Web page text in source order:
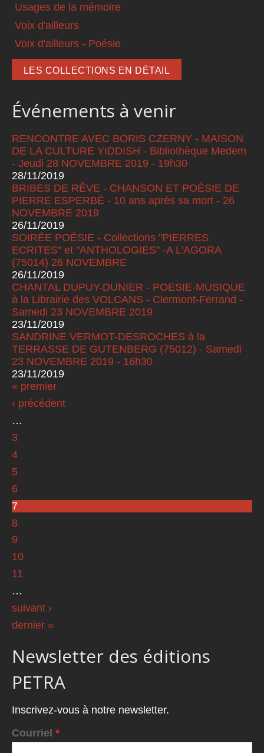
Usages de la mémoire
Voix d'ailleurs
Voix d'ailleurs - Poésie
LES COLLECTIONS EN DÉTAIL
Événements à venir
RENCONTRE AVEC BORIS CZERNY - MAISON
DE LA CULTURE YIDDISH - Bibliothèque Medem
- Jeudi 28 NOVEMBRE 2019 - 19h30
28/11/2019
BRIBES DE RÊVE - CHANSON ET POÉSIE DE
PIERRE ESPERBÉ - 10 ans après sa mort - 26
NOVEMBRE 2019
26/11/2019
SOIRÉE POÉSIE - Collections "PIERRES
ECRITES" et "ANTHOLOGIES" -A L'AGORA
(75014) 26 NOVEMBRE
26/11/2019
CHANTAL DUPUY-DUNIER - POESIE-MUSIQUE
à la Librairie des VOLCANS - Clermont-Ferrand -
Samedi 23 NOVEMBRE 2019
23/11/2019
SANDRINE VERMOT-DESROCHES à la
TERRASSE DE GUTENBERG (75012) - Samedi
23 NOVEMBRE 2019 - 16h30
23/11/2019
Pages
« premier
‹ précédent
…
3
4
5
6
7
8
9
10
11
…
suivant ›
dernier »
Newsletter des éditions
PETRA
Inscrivez-vous à notre newsletter.
Courriel *